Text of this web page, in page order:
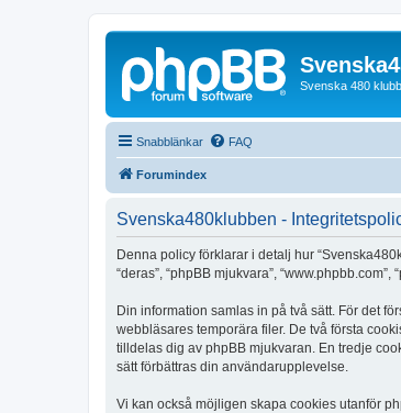
Svenska 480
Snabblänkar FAQ
Forumindex
Svenska480klubben -
Denna policy förklarar i detalj hur
“deras”, “phpBB mjukvara”,
Din information samlas in på två sätt. För det
webbläsares temporära filer. De två första
tilldelas dig av phpBB mjukvaran. En tredje
sätt förbättras din användarupplevelse.
Vi kan också möjligen skapa cookies utanför